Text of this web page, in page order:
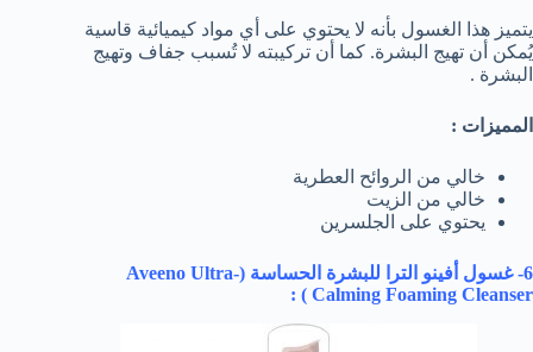
يتميز هذا الغسول بأنه لا يحتوي على أي مواد كيميائية قاسية
يُمكن أن تهيج البشرة. كما أن تركيبته لا تُسبب جفاف وتهيج
البشرة .
المميزات :
خالي من الروائح العطرية
خالي من الزيت
يحتوي على الجلسرين
6- غسول أفينو الترا للبشرة الحساسة (
Aveeno Ultra-
Calming Foaming Cleanser
) :